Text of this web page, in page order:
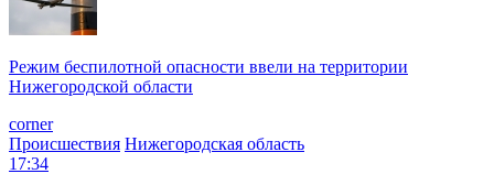
Режим беспилотной опасности ввели на территории
Нижегородской области
corner
Происшествия Нижегородская область
17:34